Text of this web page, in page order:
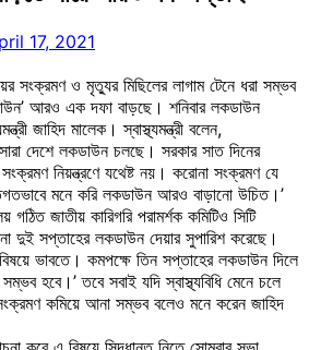
17, 2021
সংক্রমণ ও মৃত্যুর মিছিলের লাগাম টেনে ধরা সম্ভব
আরও এক দফা বাড়ছে। শনিবার লকডাউন
জাহিদ মালেক। স্বাস্থ্যমন্ত্রী বলেন,
দেশে লকডাউন চলছে। সরকার সাত দিনের
নিয়ন্ত্রণে যথেষ্ট নয়। করোনা সংক্রমণ যে
মনে করি লকডাউন আরও বাড়ানো উচিত।’
গঠিত জাতীয় কারিগরি পরামর্শক কমিটিও সিটি
দুই সপ্তাহের লকডাউন দেয়ার সুপারিশ করেছে।
ভাবতে। কমপক্ষে তিন সপ্তাহের লকডাউন দিলে
হবে।’ তবে সবাই যদি স্বাস্থ্যবিধি মেনে চলে
কমিয়ে আনা সম্ভব বলেও মনে করেন জাহিদ